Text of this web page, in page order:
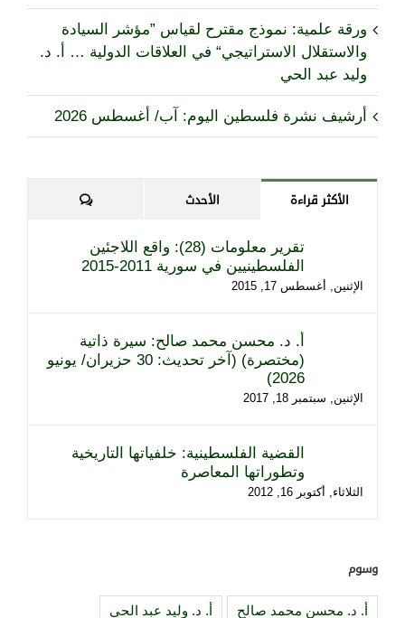
ورقة علمية: نموذج مقترح لقياس ”مؤشر السيادة
والاستقلال الاستراتيجي“ في العلاقات الدولية … أ. د.
وليد عبد الحي
أرشيف نشرة فلسطين اليوم: آب/ أغسطس 2026
الأكثر قراءة الأحدث تعليقات
تقرير معلومات (28): واقع اللاجئين
الفلسطينيين في سورية 2011-2015
الإثنين, أغسطس 17, 2015
أ. د. محسن محمد صالح: سيرة ذاتية
(مختصرة) (آخر تحديث: 30 حزيران/ يونيو
2026)
الإثنين, سبتمبر 18, 2017
القضية الفلسطينية: خلفياتها التاريخية
وتطوراتها المعاصرة
الثلاثاء, أكتوبر 16, 2012
وسوم
أ. د. محسن محمد صالح أ. د. وليد عبد الحي